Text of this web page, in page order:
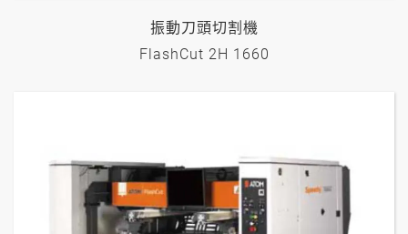
振動刀頭切割機
FlashCut 2H 1660